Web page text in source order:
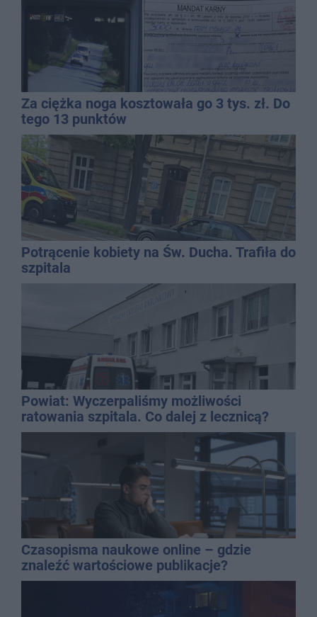
Za ciężka noga kosztowała go 3 tys. zł. Do
tego 13 punktów
Potrącenie kobiety na Św. Ducha. Trafiła do
szpitala
Powiat: Wyczerpaliśmy możliwości
ratowania szpitala. Co dalej z lecznicą?
Czasopisma naukowe online – gdzie
znaleźć wartościowe publikacje?